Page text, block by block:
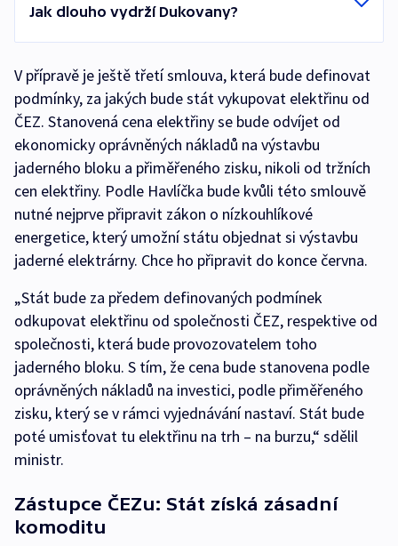
Jak dlouho vydrží Dukovany?
V přípravě je ještě třetí smlouva, která bude definovat
podmínky, za jakých bude stát vykupovat elektřinu od
ČEZ. Stanovená cena elektřiny se bude odvíjet od
ekonomicky oprávněných nákladů na výstavbu
jaderného bloku a přiměřeného zisku, nikoli od tržních
cen elektřiny. Podle Havlíčka bude kvůli této smlouvě
nutné nejprve připravit zákon o nízkouhlíkové
energetice, který umožní státu objednat si výstavbu
jaderné elektrárny. Chce ho připravit do konce června.
„Stát bude za předem definovaných podmínek
odkupovat elektřinu od společnosti ČEZ, respektive od
společnosti, která bude provozovatelem toho
jaderného bloku. S tím, že cena bude stanovena podle
oprávněných nákladů na investici, podle přiměřeného
zisku, který se v rámci vyjednávání nastaví. Stát bude
poté umisťovat tu elektřinu na trh – na burzu,“ sdělil
ministr.
Zástupce ČEZu: Stát získá zásadní
komoditu